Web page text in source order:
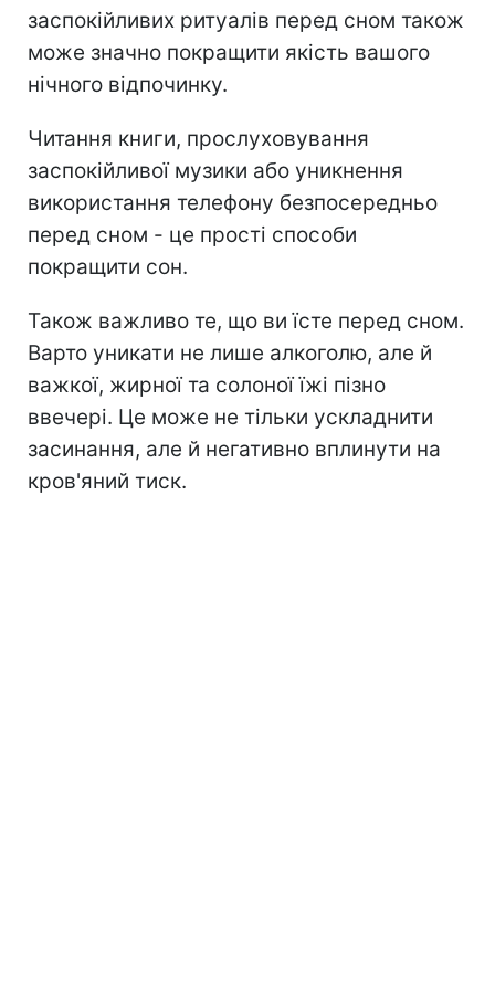
заспокійливих ритуалів перед сном також
може значно покращити якість вашого
нічного відпочинку.
Читання книги, прослуховування
заспокійливої ​​музики або уникнення
використання телефону безпосередньо
перед сном - це прості способи
покращити сон.
Також важливо те, що ви їсте перед сном.
Варто уникати не лише алкоголю, але й
важкої, жирної та солоної їжі пізно
ввечері. Це може не тільки ускладнити
засинання, але й негативно вплинути на
кров'яний тиск.